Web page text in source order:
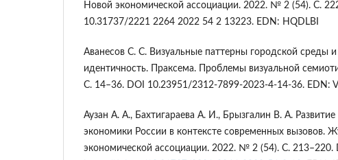
Новой экономической ассоциации. 2022. № 2 (54). С.
10.31737/2221 2264 2022 54 2 13223. EDN: HQDLBI
Аванесов С. С. Визуальные паттерны городской среды и
идентичность. Праксема. Проблемы визуальной
С. 14–36. DOI 10.23951/2312-7899-2023-4-14-36. EDN:
Аузан А. А., Бахтигараева А. И., Брызгалин В. А. Развитие
экономики России в контексте современных вызовов.
экономической ассоциации. 2022. № 2 (54). С. 213–220.